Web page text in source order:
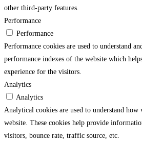
other third-party features.
Performance
Performance
Performance cookies are used to understand
performance indexes of the website which
experience for the visitors.
Analytics
Analytics
Analytical cookies are used to understand
website. These cookies help provide
visitors, bounce rate, traffic source, etc.